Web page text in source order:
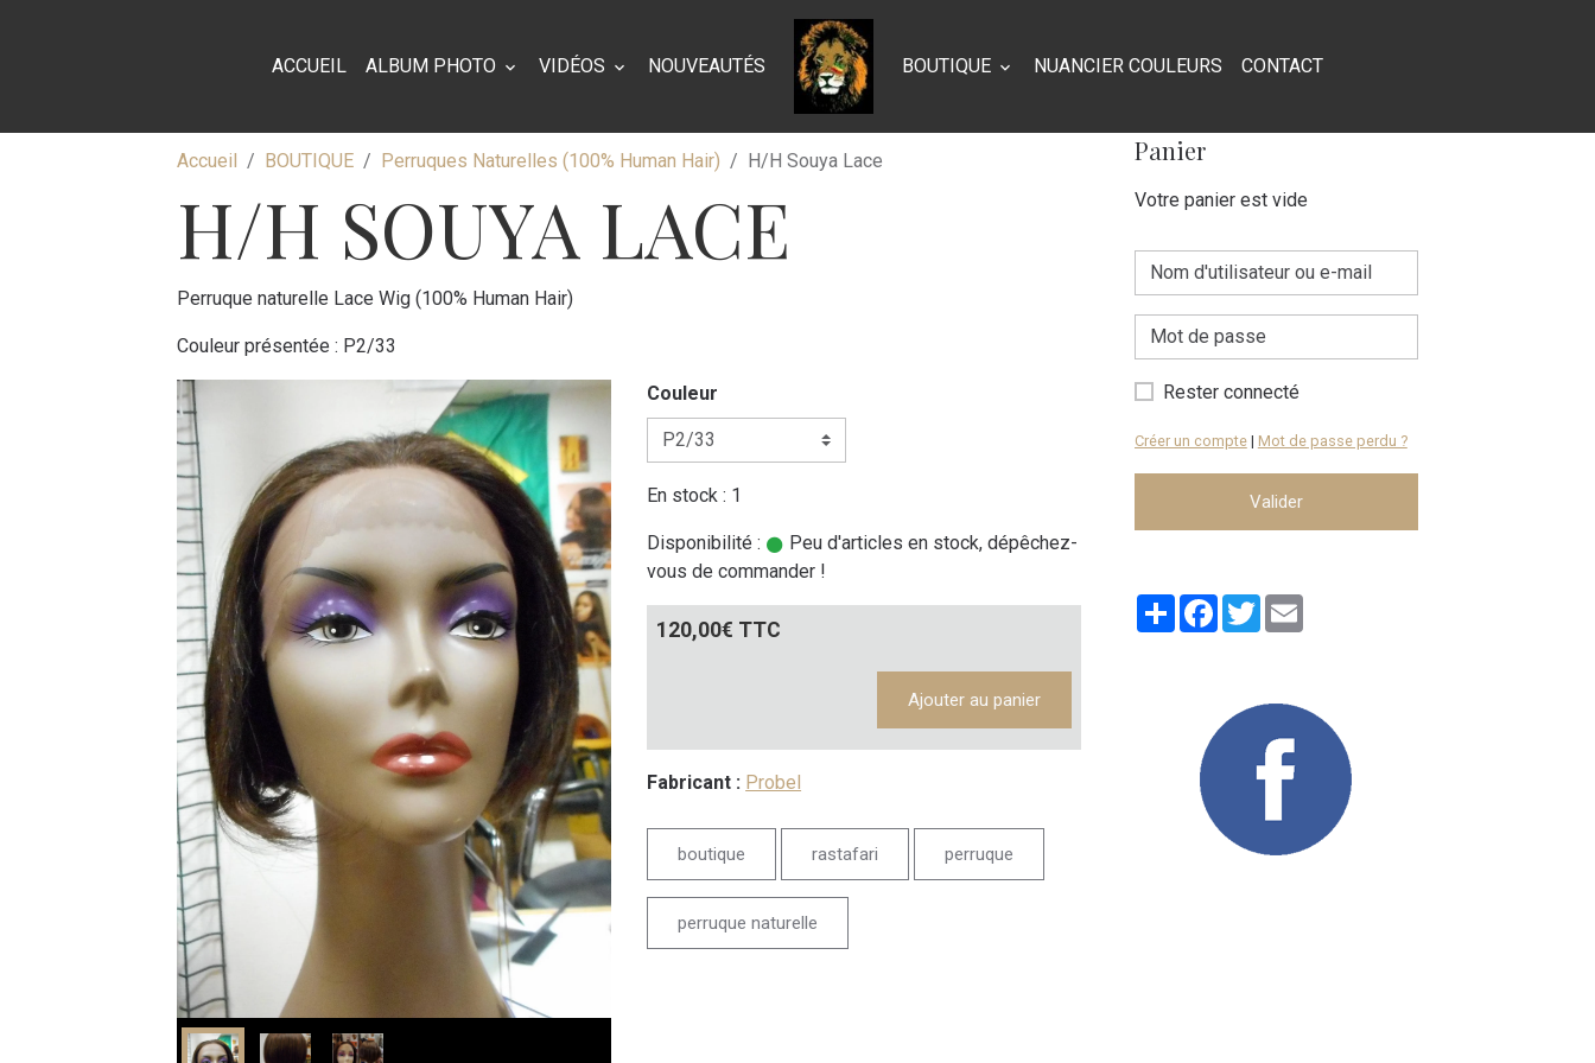
ACCUEIL ALBUM PHOTO VIDÉOS NOUVEAUTÉS BOUTIQUE NUANCIER COULEURS CONTACT
Accueil BOUTIQUE Perruques Naturelles (100% Human Hair) H/H Souya Lace
H/H SOUYA LACE
Perruque naturelle Lace Wig (100% Human Hair)
Couleur présentée : P2/33
Couleur
En stock : 1
Disponibilité :
Peu d'articles en stock, dépêchez-
vous de commander !
120,00€ TTC
Ajouter au panier
Fabricant : Probel
boutique rastafari perruque
perruque naturelle
Panier
Votre panier est vide
Rester connecté
Créer un compte| Mot de passe perdu ?
Valider
PartagerFacebook
TwitterEmail